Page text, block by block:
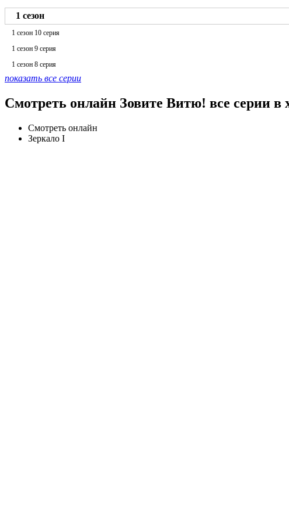
1 сезон
1 сезон 10 серия
1 сезон 9 серия
1 сезон 8 серия
показать все серии
Смотреть онлайн Зовите Витю! все серии в
Смотреть онлайн
Зеркало I